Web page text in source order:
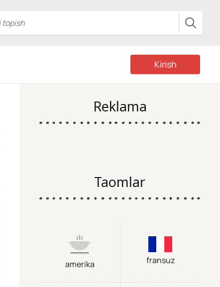
Kirish
Reklama
Taomlar
amerika fransuz